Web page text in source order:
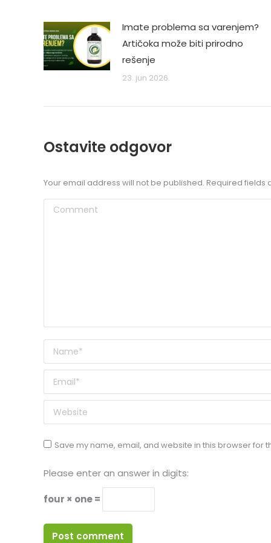
Imate problema sa varenjem?
Artičoka može biti prirodno
rešenje
23. jun 2026.
Ostavite odgovor
Your email address will not be published. Required fields
Comment
Name *
Email *
Website
Save my name, email, and website in this browser for
Please enter an answer in digits:
four × one =
Post comment